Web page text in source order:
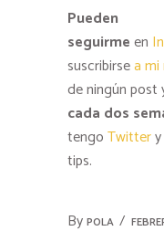
Pueden
seguirmeen
suscribirsea
de ningún post
cada dos
tengoTwitter
tips.
By POLA